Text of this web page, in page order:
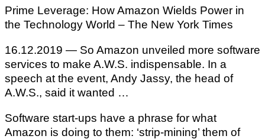
Prime Leverage: How Amazon Wields Power in
the Technology World – The New York Times
16.12.2019 — So Amazon unveiled more software
services to make A.W.S. indispensable. In a
speech at the event, Andy Jassy, the head of
A.W.S., said it wanted …
Software start-ups have a phrase for what
Amazon is doing to them: ‘strip-mining’ them of